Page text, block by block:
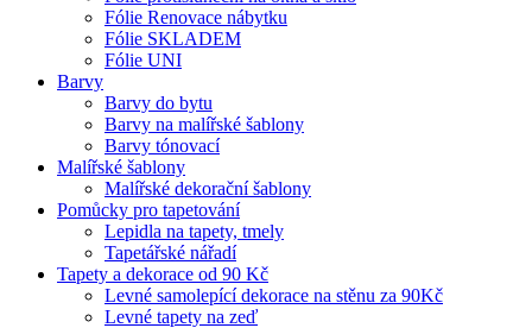
Fólie Renovace nábytku
Fólie SKLADEM
Fólie UNI
Barvy
Barvy do bytu
Barvy na malířské šablony
Barvy tónovací
Malířské šablony
Malířské dekorační šablony
Pomůcky pro tapetování
Lepidla na tapety, tmely
Tapetářské nářadí
Tapety a dekorace od 90 Kč
Levné samolepící dekorace na stěnu za 90Kč
Levné tapety na zeď